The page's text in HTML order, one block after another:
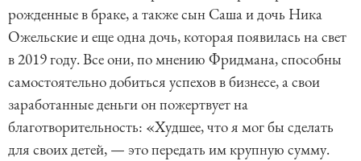
рожденные в браке, а также сын Саша и дочь Ника
Ожельские и еще одна дочь, которая появилась на свет
в 2019 году. Все они, по мнению Фридмана, способны
самостоятельно добиться успехов в бизнесе, а свои
заработанные деньги он пожертвует на
благотворительность: «Худшее, что я мог бы сделать
для своих детей, — это передать им крупную сумму.